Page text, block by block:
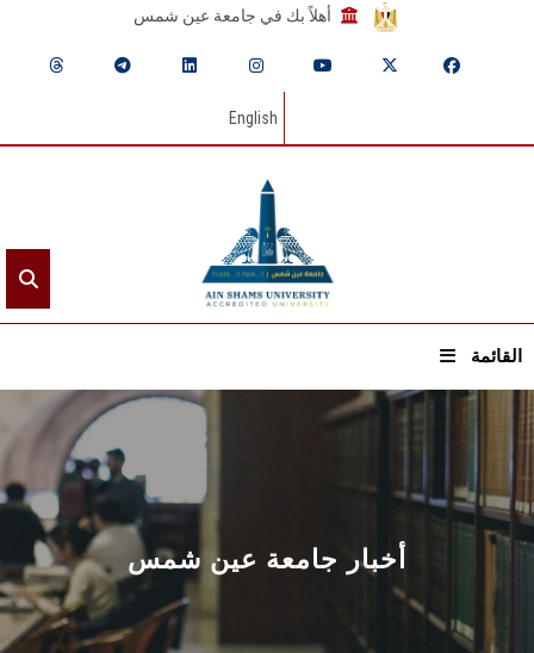
أهلاً بك في جامعة عين شمس
English
القائمة
الرئيسيـة
عن الجامعة
القطاعـات
الشئون الأكاديمية
أخبار جامعة عين شمس